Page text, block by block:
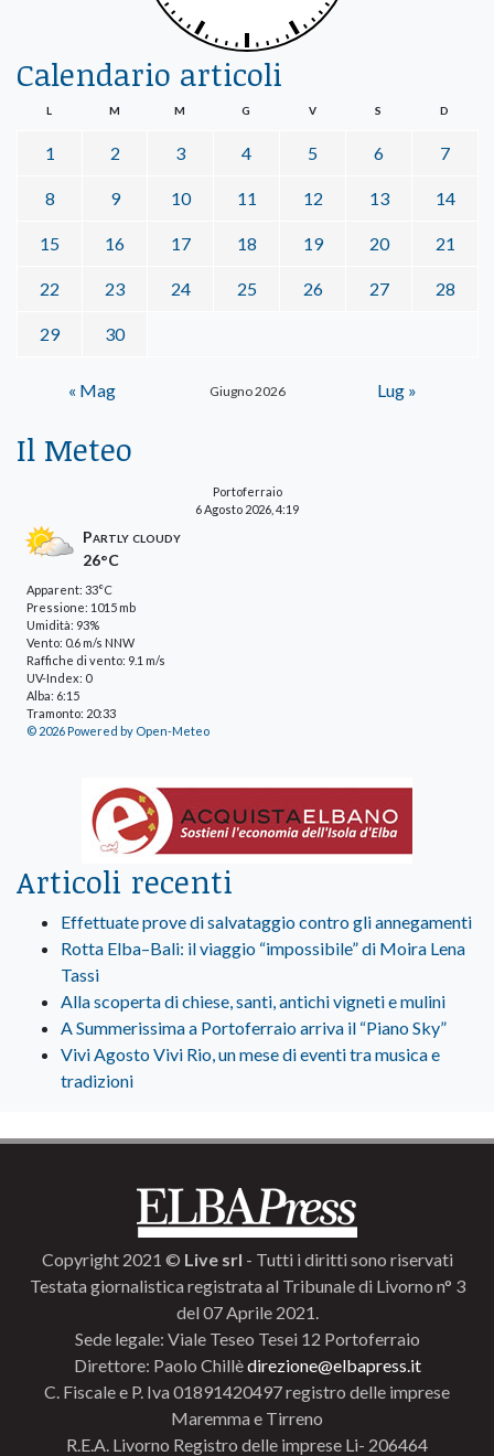
Calendario articoli
Giugno 2026
L M M G V S D
1 2 3 4 5 6 7
8 9 10 11 12 13 14
15 16 17 18 19 20 21
22 23 24 25 26 27 28
29 30
« Mag Lug »
Il Meteo
Portoferraio
6 Agosto 2026, 4:19
Partly cloudy
26°C
Apparent: 33°C
Pressione: 1015 mb
Umidità: 93%
Vento: 0.6 m/s NNW
Raffiche di vento: 9.1 m/s
UV-Index: 0
Alba: 6:15
Tramonto: 20:33
© 2026 Powered by Open-Meteo
Articoli recenti
Effettuate prove di salvataggio contro gli annegamenti
Rotta Elba–Bali: il viaggio “impossibile” di Moira Lena
Tassi
Alla scoperta di chiese, santi, antichi vigneti e mulini
A Summerissima a Portoferraio arriva il “Piano Sky”
Vivi Agosto Vivi Rio, un mese di eventi tra musica e
tradizioni
Copyright 2021 © Live srl - Tutti i diritti sono riservati
Testata giornalistica registrata al Tribunale di Livorno n° 3
del 07 Aprile 2021.
Sede legale: Viale Teseo Tesei 12 Portoferraio
Direttore: Paolo Chillèdirezione@elbapress.it
C. Fiscale e P. Iva 01891420497 registro delle imprese
Maremma e Tirreno
R.E.A. Livorno Registro delle imprese Li- 206464